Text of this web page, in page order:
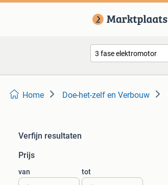
Home Doe-het-zelf en Verbouw
Verfijn resultaten
Prijs
van tot